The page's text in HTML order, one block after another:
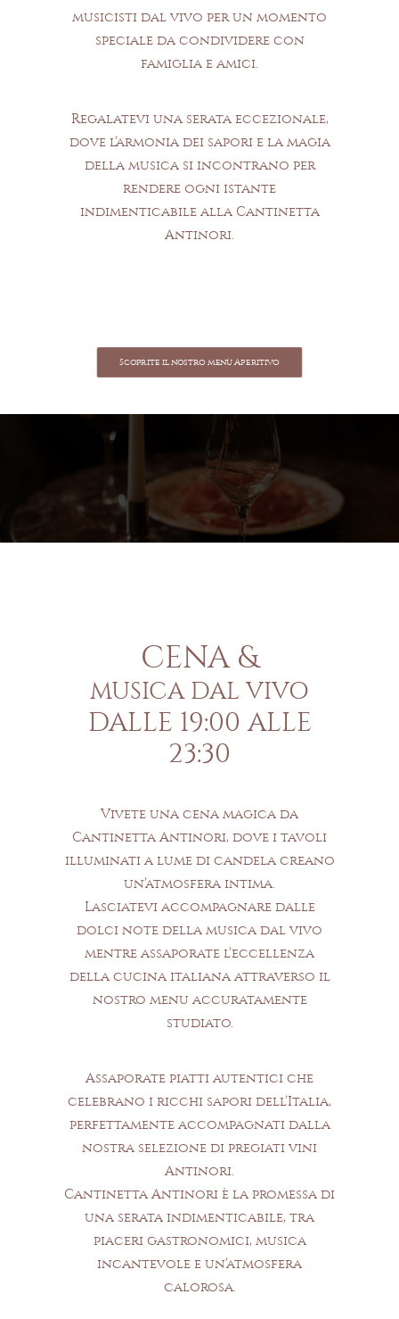
musicisti dal vivo per un momento
speciale da condividere con
famiglia e amici.
Regalatevi una serata eccezionale,
dove l’armonia dei sapori e la magia
della musica si incontrano per
rendere ogni istante
indimenticabile alla Cantinetta
Antinori.
Scoprite il nostro menù Aperitivo
CENA &
MUSICA DAL VIVO
DALLE 19:00 ALLE
23:30
Vivete una cena magica da
Cantinetta Antinori, dove i tavoli
illuminati a lume di candela creano
un’atmosfera intima.
Lasciatevi accompagnare dalle
dolci note della musica dal vivo
mentre assaporate l’eccellenza
della cucina italiana attraverso il
nostro menu accuratamente
studiato.
Assaporate piatti autentici che
celebrano i ricchi sapori dell’Italia,
perfettamente accompagnati dalla
nostra selezione di pregiati vini
Antinori.
Cantinetta Antinori è la promessa di
una serata indimenticabile, tra
piaceri gastronomici, musica
incantevole e un’atmosfera
calorosa.